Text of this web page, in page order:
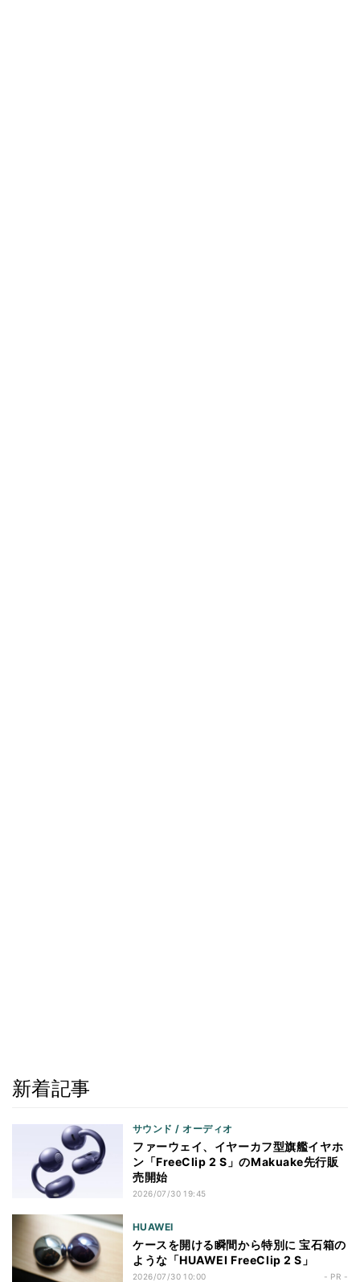
新着記事
サウンド / オーディオ
ファーウェイ、イヤーカフ型旗艦イヤホ
ン「FreeClip 2 S」のMakuake先行販
売開始
2026/07/30 19:45
HUAWEI
ケースを開ける瞬間から特別に 宝石箱の
ような「HUAWEI FreeClip 2 S」
2026/07/30 10:00 - PR -